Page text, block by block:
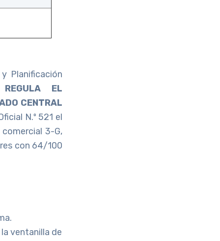
Planificación
REGULA EL
CENTRAL
N.º 521 el
3-G,
con 64/100
ventanilla de